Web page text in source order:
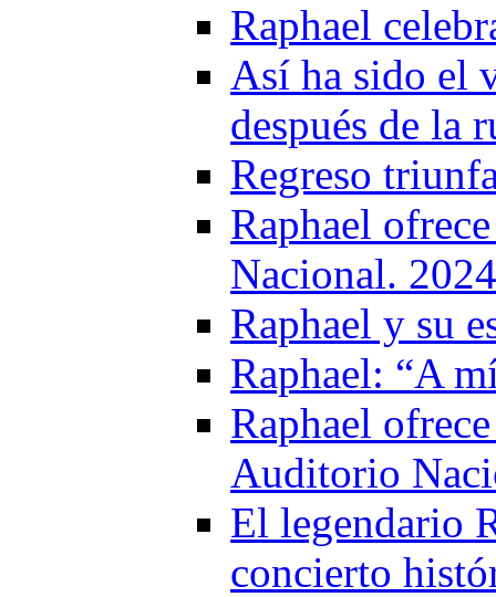
Raphael
Así ha sido el
después de la
Regreso
Raphael
Nacional. 2024
Raphael y su
Raphael: “A
Raphael
Auditorio
El legendario
concierto